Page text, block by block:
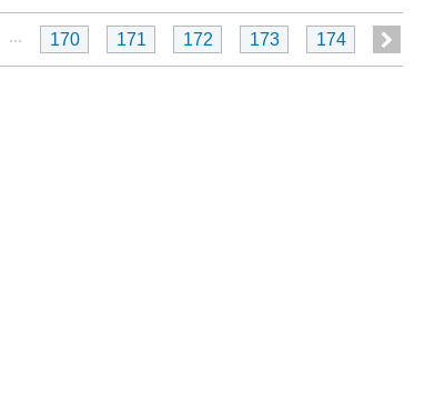
... 170 171 172 173 174